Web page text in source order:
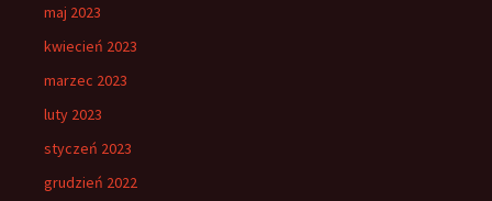
maj 2023
kwiecień 2023
marzec 2023
luty 2023
styczeń 2023
grudzień 2022